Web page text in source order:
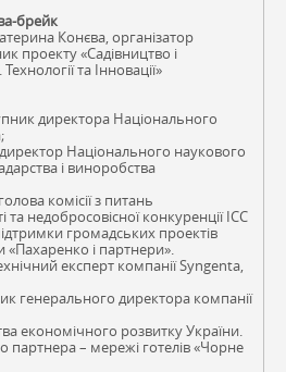
брейк
Конєва, організатор
проекту «Садівництво і
та Інновації»
директора Національного
директор Національного наукового
і виноробства
комісії з питань
та недобросовісної конкуренції ICC
громадських проектів
«Пахаренко і партнери».
експерт компанії Syngenta,
генерального директора компанії
економічного розвитку України.
партнера – мережі готелів «Чорне